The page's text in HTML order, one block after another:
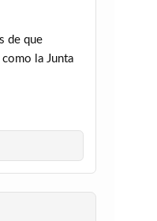
de que
la Junta